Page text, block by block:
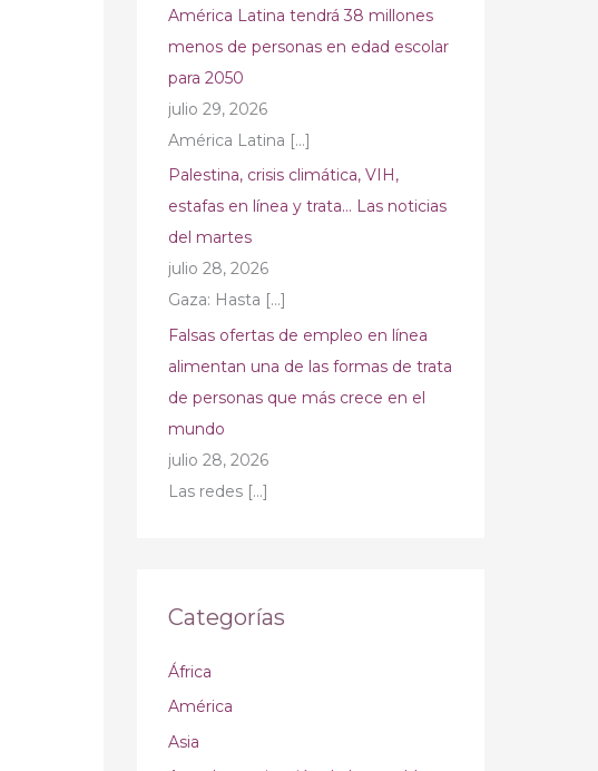
América Latina tendrá 38 millones
menos de personas en edad escolar
para 2050
julio 29, 2026
América Latina […]
Palestina, crisis climática, VIH,
estafas en línea y trata… Las noticias
del martes
julio 28, 2026
Gaza: Hasta […]
Falsas ofertas de empleo en línea
alimentan una de las formas de trata
de personas que más crece en el
mundo
julio 28, 2026
Las redes […]
Categorías
África
América
Asia